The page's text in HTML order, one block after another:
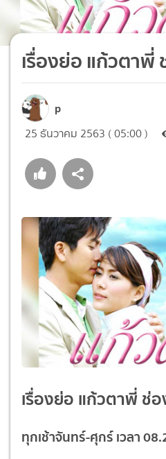
เรื่องย่อ แก้วตาพี่
p
25 ธันวาคม 2563 ( 05:00 )
เรื่องย่อ แก้วตาพี่ ช่
ทุกเช้าจันทร์-ศุกร์ เวลา